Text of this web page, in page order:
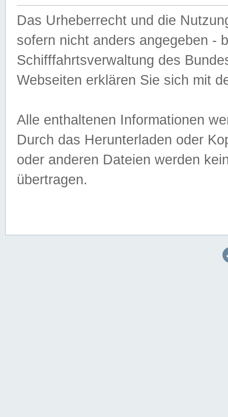
Das Urheberrecht und die
sofern nicht anders angegeben -
Schifffahrtsverwaltung des
Webseiten erklären Sie sich mit
Alle enthaltenen Informationen
Durch das Herunterladen oder
oder anderen Dateien werden
übertragen.